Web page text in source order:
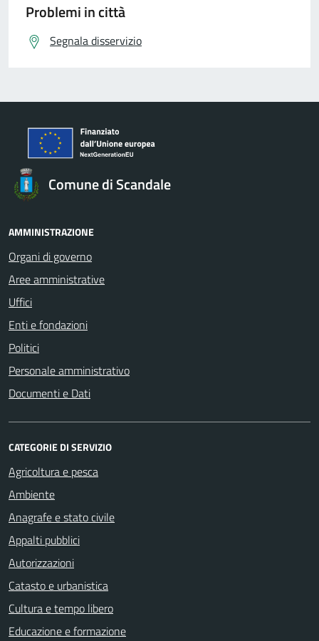
Problemi in città
Segnala disservizio
Comune di Scandale
AMMINISTRAZIONE
Organi di governo
Aree amministrative
Uffici
Enti e fondazioni
Politici
Personale amministrativo
Documenti e Dati
CATEGORIE DI SERVIZIO
Agricoltura e pesca
Ambiente
Anagrafe e stato civile
Appalti pubblici
Autorizzazioni
Catasto e urbanistica
Cultura e tempo libero
Educazione e formazione